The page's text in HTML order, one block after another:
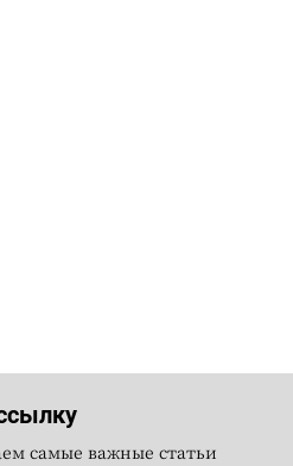
самые важные статьи